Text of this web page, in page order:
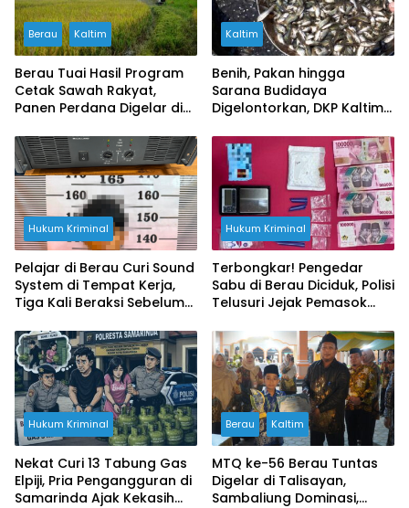
Berau Kaltim
Berau Tuai Hasil Program
Cetak Sawah Rakyat,
Panen Perdana Digelar di
Kaltim
Benih, Pakan hingga
Sarana Budidaya
Digelontorkan, DKP Kaltim
Kelas dan Mandiri
Hukum Kriminal
Pelajar di Berau Curi Sound
System di Tempat Kerja,
Tiga Kali Beraksi Sebelum
Hukum Kriminal
Terbongkar! Pengedar
Sabu di Berau Diciduk, Polisi
Telusuri Jejak Pemasok
Hukum Kriminal
Nekat Curi 13 Tabung Gas
Elpiji, Pria Pengangguran di
Samarinda Ajak Kekasih
Berau Kaltim
MTQ ke-56 Berau Tuntas
Digelar di Talisayan,
Sambaliung Dominasi,